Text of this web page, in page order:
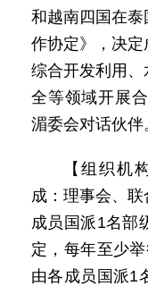
和越南四国在
作协定》，决
综合开发利用
全等领域开展
湄委会对话伙伴
【组织机
成：理事会、
成员国派1名部
定，每年至少
由各成员国派1